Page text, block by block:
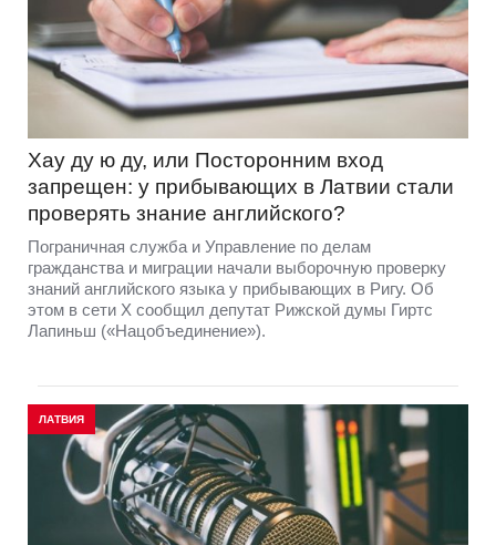
Хау ду ю ду, или Посторонним вход
запрещен: у прибывающих в Латвии стали
проверять знание английского?
Пограничная служба и Управление по делам
гражданства и миграции начали выборочную проверку
знаний английского языка у прибывающих в Ригу. Об
этом в сети Х сообщил депутат Рижской думы Гиртс
Лапиньш («Нацобъединение»).
ЛАТВИЯ